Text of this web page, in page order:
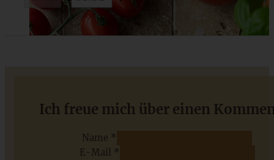
Saftiger Schokoladen-Espresso-Kuchen
Ich freue mich über einen
Name *
E-Mail *